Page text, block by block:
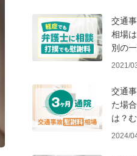
交通
相場
別の
2021/
交通
た場
は？
2024/